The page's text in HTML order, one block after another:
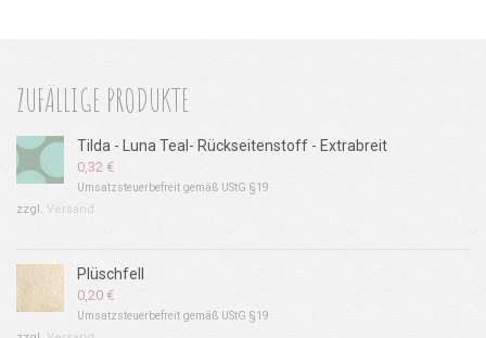
ZUFÄLLIGE PRODUKTE
Tilda - Luna Teal- Rückseitenstoff - Extrabreit
0,32 €
Umsatzsteuerbefreit gemäß UStG §19
zzgl. Versand
Plüschfell
0,20 €
Umsatzsteuerbefreit gemäß UStG §19